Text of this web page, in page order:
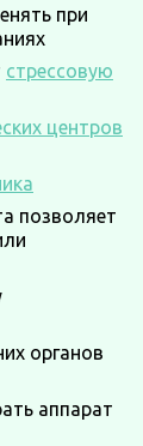
при
стрессовую
центров
позволяет
органов
аппарат